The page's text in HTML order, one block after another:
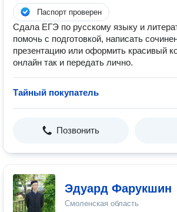
Паспорт проверен
Сдала ЕГЭ по русскому языку и
помочь с подготовкой, написать
презентацию или оформить красивый
онлайн так и передать лично.
Тайный покупатель
Позвонить
Эдуард Фарукшин
Смоленская область